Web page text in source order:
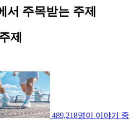
서 주목받는 주제
제
489,218명이 이야기 중